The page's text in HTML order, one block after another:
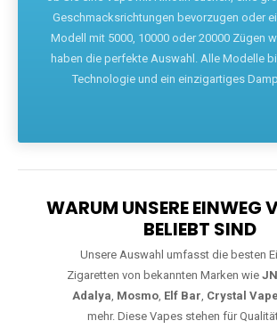
Geschmacksrichtungen bevorzugen oder
Modell mit 5000, 10000 oder 20000 Zügen
haben die perfekte Auswahl. Alle Modelle
Technologie und ein einzigartiges
WARUM UNSERE EINWEG
BELIEBT SIND
Unsere Auswahl umfasst die besten
Zigaretten von bekannten Marken wie
Adalya, Mosmo, Elf Bar, Crystal Vape
mehr. Diese Vapes stehen für